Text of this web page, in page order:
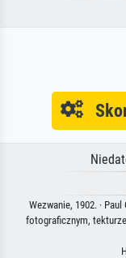
Wezwanie, 1902. ·
fotograficznym,